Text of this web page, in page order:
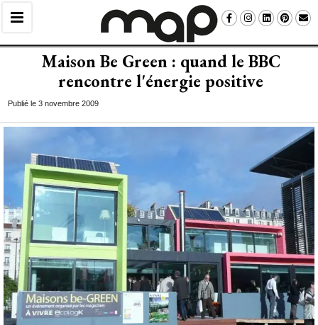
Maison Be Green : quand le BBC
rencontre l'énergie positive
Publié le 3 novembre 2009